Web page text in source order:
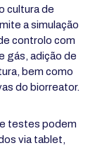
cultura de
a simulação
controlo com
gás, adição de
bem como
do biorreator.
testes podem
via tablet,